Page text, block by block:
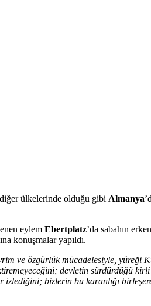
diğer ülkelerinde olduğu gibi Almanya
eylem Ebertplatz’da sabahın
konuşmalar yapıldı.
ve özgürlük mücadelesiyle, yüreği
devletin sürdürdüğü
bizlerin bu karanlığı